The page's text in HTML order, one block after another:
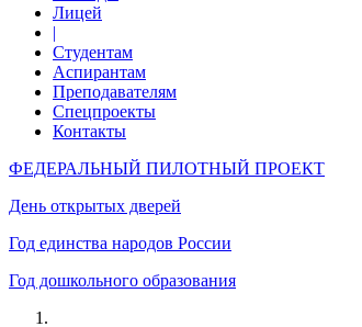
Лицей
|
Студентам
Аспирантам
Преподавателям
Спецпроекты
Контакты
ФЕДЕРАЛЬНЫЙ ПИЛОТНЫЙ ПРОЕКТ
День открытых дверей
Год единства народов России
Год дошкольного образования